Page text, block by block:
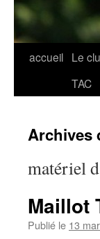
Aller
accueil Le
TAC
Archives
matériel
Maillot
Publié le 13